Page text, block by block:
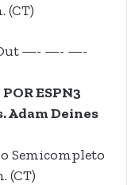
(CT)
—- —- —-
ESPN3
Adam Deines
Semicompleto
(CT)